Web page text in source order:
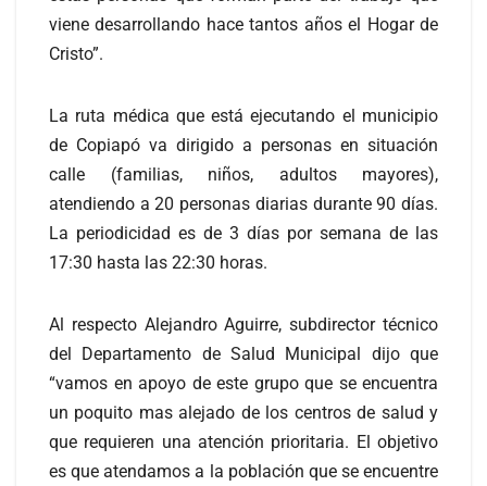
viene desarrollando hace tantos años el Hogar de
Cristo”.
La ruta médica que está ejecutando el municipio
de Copiapó va dirigido a personas en situación
calle (familias, niños, adultos mayores),
atendiendo a 20 personas diarias durante 90 días.
La periodicidad es de 3 días por semana de las
17:30 hasta las 22:30 horas.
Al respecto Alejandro Aguirre, subdirector técnico
del Departamento de Salud Municipal dijo que
“vamos en apoyo de este grupo que se encuentra
un poquito mas alejado de los centros de salud y
que requieren una atención prioritaria. El objetivo
es que atendamos a la población que se encuentre